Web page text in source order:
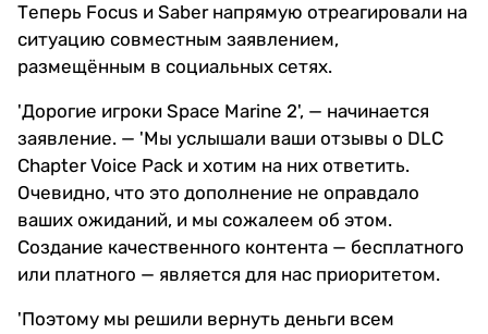
Теперь Focus и Saber напрямую отреагировали на
ситуацию совместным заявлением,
размещённым в социальных сетях.
'Дорогие игроки Space Marine 2', — начинается
заявление. — 'Мы услышали ваши отзывы о DLC
Chapter Voice Pack и хотим на них ответить.
Очевидно, что это дополнение не оправдало
ваших ожиданий, и мы сожалеем об этом.
Создание качественного контента — бесплатного
или платного — является для нас приоритетом.
'Поэтому мы решили вернуть деньги всем